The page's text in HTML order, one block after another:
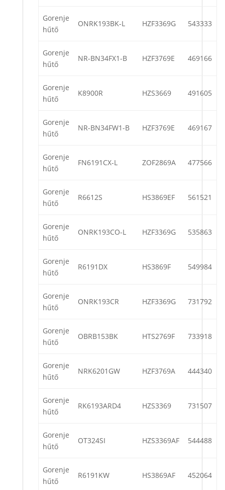
Gorenje
hűtő
ONRK193BK-L HZF3369G 543333
Gorenje
hűtő
NR-BN34FX1-B HZF3769E 469166
Gorenje
hűtő
K8900R HZS3669 491605
Gorenje
hűtő
NR-BN34FW1-B HZF3769E 469167
Gorenje
hűtő
FN6191CX-L ZOF2869A 477566
Gorenje
hűtő
R6612S HS3869EF 561521
Gorenje
hűtő
ONRK193CO-L HZF3369G 535863
Gorenje
hűtő
R6191DX HS3869F 549984
Gorenje
hűtő
ONRK193CR HZF3369G 731792
Gorenje
hűtő
OBRB153BK HTS2769F 733918
Gorenje
hűtő
NRK6201GW HZF3769A 444340
Gorenje
hűtő
RK6193ARD4 HZS3369 731507
Gorenje
hűtő
OT324SI HZS3369AF 544488
Gorenje
hűtő
R6191KW HS3869AF 452064